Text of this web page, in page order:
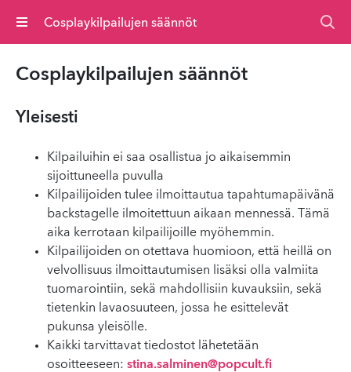
Valikko Cosplaykilpailujen säännöt
Cos­playk­il­pailu­jen säännöt
Yleisesti
Kilpailuihin ei saa osallistua jo aikaisemmin
sijoittuneella puvulla
Kilpailijoiden tulee ilmoittautua tapahtumapäivänä
backstagelle ilmoitettuun aikaan mennessä. Tämä
aika kerrotaan kilpailijoille myöhemmin.
Kilpailijoiden on otettava huomioon, että heillä on
velvollisuus ilmoittautumisen lisäksi olla valmiita
tuomarointiin, sekä mahdollisiin kuvauksiin, sekä
tietenkin lavaosuuteen, jossa he esittelevät
pukunsa yleisölle.
Kaikki tarvittavat tiedostot lähetetään
osoitteeseen: stina.salminen@popcult.fi